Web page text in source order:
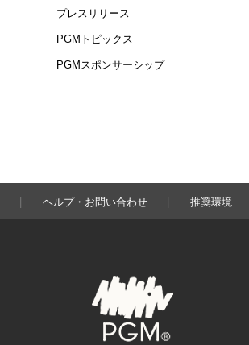
プレスリリース
PGMトピックス
PGMスポンサーシップ
ヘルプ・お問い合わせ 推奨環境